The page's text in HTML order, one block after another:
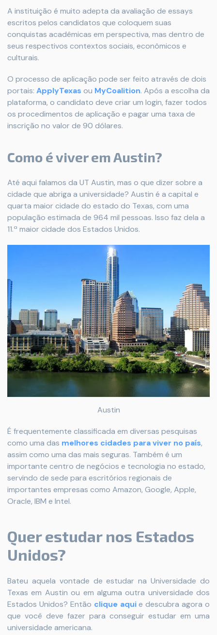
A instituição é muito adepta da avaliação de essays
escritos pelos candidatos que coloquem suas
conquistas acadêmicas em perspectiva, mas dentro de
seus respectivos contextos sociais, econômicos e
culturais.
O processo de aplicação pode ser feito através de dois
portais: ApplyTexas ou MyCoalition. Após a escolha da
plataforma, o candidato deve criar um login, fazer todos
os procedimentos de aplicação e pagar uma taxa de
inscrição no valor de 90 dólares.
Como é viver em Austin?
Até aqui falamos da UT Austin, mas o que dizer sobre a
cidade que abriga a universidade? Austin é a capital e
quarta maior cidade do estado do Texas, com uma
população estimada de 964 mil pessoas. Isso faz dela a
11.ª maior cidade dos Estados Unidos.
Austin
É frequentemente classificada em diversas pesquisas
como uma das melhores cidades para viver no país,
assim como uma das mais seguras. Também é um
importante centro de negócios e tecnologia no estado,
servindo de sede para escritórios regionais de
importantes empresas como Amazon, Google, Apple,
Oracle, IBM e Intel.
Quer estudar nos Estados
Unidos?
Bateu aquela vontade de estudar na Universidade do
Texas em Austin ou em alguma outra universidade dos
Estados Unidos? Então clique aquie descubra agora o
que você deve fazer para conseguir estudar em uma
universidade americana.